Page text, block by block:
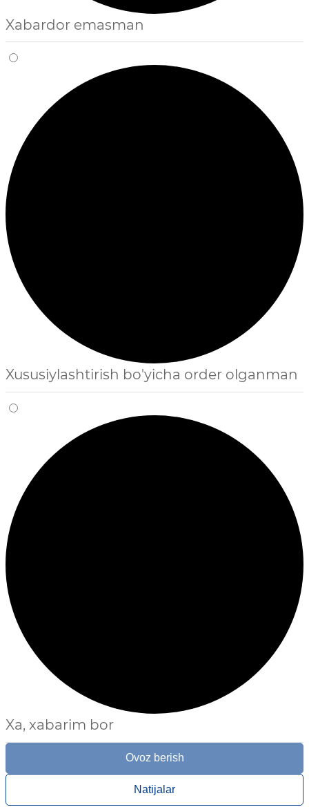
Xabardor emasman
Xususiylashtirish bo'yicha order olganman
Xa, xabarim bor
Ovoz berish
Natijalar